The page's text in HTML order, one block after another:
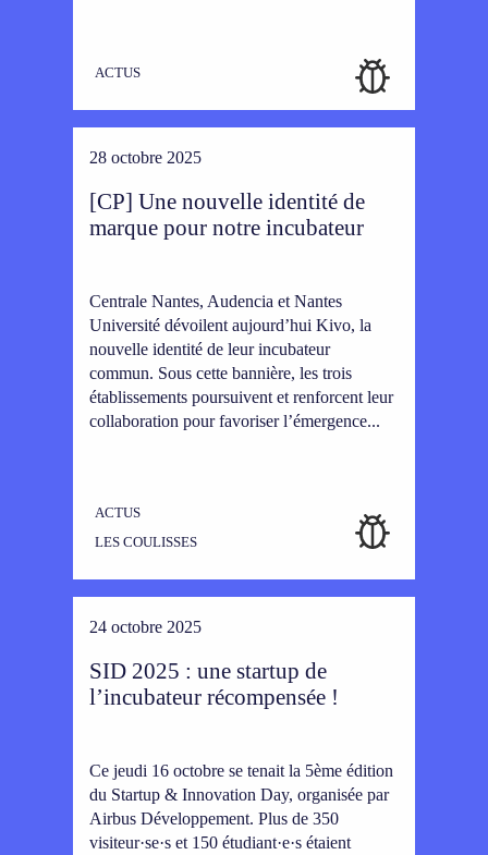
ACTUS
28 octobre 2025
[CP] Une nouvelle identité de
marque pour notre incubateur
Centrale Nantes, Audencia et Nantes
Université dévoilent aujourd’hui Kivo, la
nouvelle identité de leur incubateur
commun. Sous cette bannière, les trois
établissements poursuivent et renforcent leur
collaboration pour favoriser l’émergence...
ACTUS
LES COULISSES
24 octobre 2025
SID 2025 : une startup de
l’incubateur récompensée !
Ce jeudi 16 octobre se tenait la 5ème édition
du Startup & Innovation Day, organisée par
Airbus Développement. Plus de 350
visiteur·se·s et 150 étudiant·e·s étaient